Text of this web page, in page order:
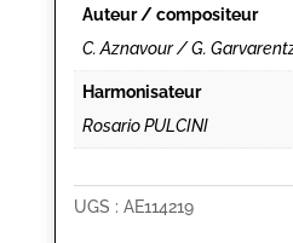
Auteur / compositeur
C. Aznavour / G.
Harmonisateur
Rosario PULCINI
UGS : AE114219